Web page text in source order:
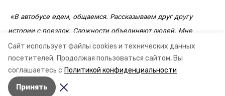
Сайт использует файлы cookies и технических данных
посетителей. Продолжая пользоваться сайтом, Вы
соглашаетесь с Политикой конфиденциальности
Принять
«В автобусе едем, общаемся. Рассказываем друг другу
истории с поездок. Сложности объединяют людей. Мне
кажется, в Ставрополь приедем хорошими знакомыми», —
сказала девушка.
Авторы: Ольга Дьякова